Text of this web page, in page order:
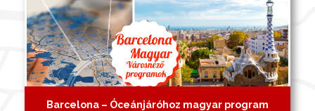
Barcelona – Óceánjáróhoz magyar program